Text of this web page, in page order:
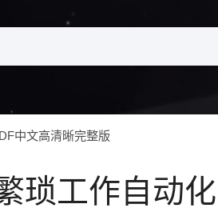
中文高清晰完整版
琐工作自动